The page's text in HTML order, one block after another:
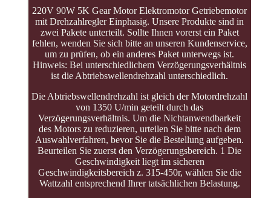
220V 90W 5K Gear Motor Elektromotor Getriebemotor
mit Drehzahlregler Einphasig. Unsere Produkte sind in
zwei Pakete unterteilt. Sollte Ihnen vorerst ein Paket
fehlen, wenden Sie sich bitte an unseren Kundenservice,
um zu prüfen, ob ein anderes Paket unterwegs ist.
Hinweis: Bei unterschiedlichem Verzögerungsverhältnis
ist die Abtriebswellendrehzahl unterschiedlich.
Die Abtriebswellendrehzahl ist gleich der Motordrehzahl
von 1350 U/min geteilt durch das
Verzögerungsverhältnis. Um die Nichtanwendbarkeit
des Motors zu reduzieren, urteilen Sie bitte nach dem
Auswahlverfahren, bevor Sie die Bestellung aufgeben.
Beurteilen Sie zuerst den Verzögerungsbereich. 1 Die
Geschwindigkeit liegt im sicheren
Geschwindigkeitsbereich z. 315-450r, wählen Sie die
Wattzahl entsprechend Ihrer tatsächlichen Belastung.